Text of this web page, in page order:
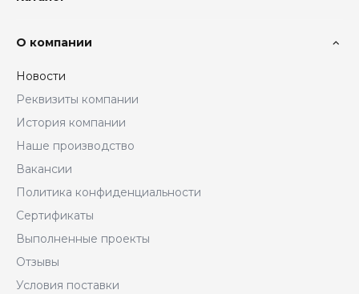
О компании
Новости
Реквизиты компании
История компании
Наше производство
Вакансии
Политика конфиденциальности
Сертификаты
Выполненные проекты
Отзывы
Условия поставки